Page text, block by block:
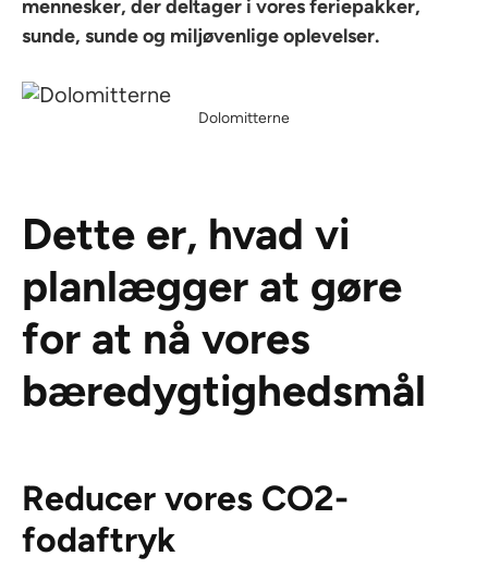
mennesker, der deltager i vores feriepakker,
sunde, sunde og miljøvenlige oplevelser.
Dolomitterne
Dette er, hvad vi
planlægger at gøre
for at nå vores
bæredygtighedsmål
Reducer vores CO2-
fodaftryk